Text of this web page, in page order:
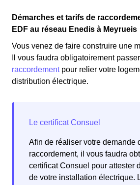
Démarches et tarifs de
EDF au réseau Enedis à Meyrueis
Vous venez de faire construire une
Il vous faudra obligatoirement
raccordementpour relier votre
distribution électrique.
Afin de réaliser votre demande
raccordement, il vous faudra
certificat Consuel pour attester
de votre installation électrique.